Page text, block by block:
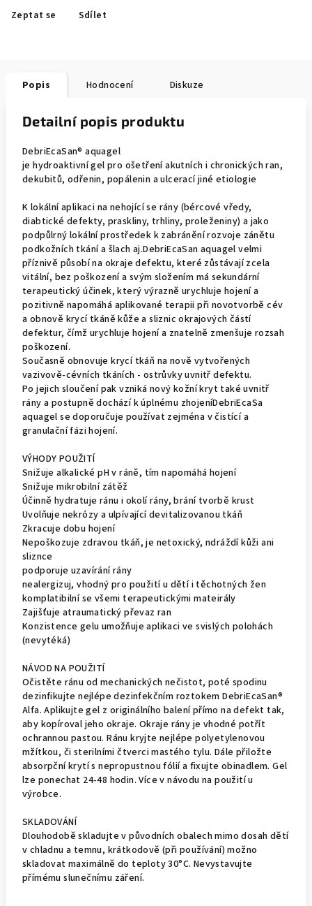
Zeptat se Sdílet
Popis Hodnocení Diskuze
Detailní popis produktu
DebriEcaSan® aquagel
je hydroaktivní gel pro ošetření akutních i chronických ran,
dekubitů, odřenin, popálenin a ulcerací jiné etiologie
K lokální aplikaci na nehojící se rány (bércové vředy,
diabtické defekty, praskliny, trhliny, proleženiny) a jako
podpůlrný lokální prostředek k zabránění rozvoje zánětu
podkožních tkání a šlach aj.DebriEcaSan aquagel velmi
příznivě působí na okraje defektu, které zůstávají zcela
vitální, bez poškození a svým složením má sekundární
terapeutický účinek, který výrazně urychluje hojení a
pozitivně napomáhá aplikované terapii při novotvorbě cév
a obnově krycí tkáně kůže a sliznic okrajových částí
defektur, čímž urychluje hojení a znatelně zmenšuje rozsah
poškození.
Současně obnovuje krycí tkáň na nově vytvořených
vazivově-cévních tkáních - ostrůvky uvnitř defektu.
Po jejich sloučení pak vzniká nový kožní kryt také uvnitř
rány a postupně dochází k úplnému zhojeníDebriEcaSa
aquagel se doporučuje používat zejména v čistící a
granulační fázi hojení.
VÝHODY POUŽITÍ
Snižuje alkalické pH v ráně, tím napomáhá hojení
Snižuje mikrobilní zátěž
Účinně hydratuje ránu i okolí rány, brání tvorbě krust
Uvolňuje nekrózy a ulpívající devitalizovanou tkáň
Zkracuje dobu hojení
Nepoškozuje zdravou tkáň, je netoxický, ndráždí kůži ani
sliznce
podporuje uzavírání rány
nealergizuj, vhodný pro použití u dětí i těchotných žen
komplatibilní se všemi terapeutickými mateirály
Zajišťuje atraumatický převaz ran
Konzistence gelu umožňuje aplikaci ve svislých polohách
(nevytéká)
NÁVOD NA POUŽITÍ
Očistěte ránu od mechanických nečistot, poté spodinu
dezinfikujte nejlépe dezinfekčním roztokem DebriEcaSan®
Alfa. Aplikujte gel z originálního balení přímo na defekt tak,
aby kopíroval jeho okraje. Okraje rány je vhodné potřít
ochrannou pastou. Ránu kryjte nejlépe polyetylenovou
mžítkou, či sterilními čtverci mastého tylu. Dále přiložte
absorpční krytí s nepropustnou fólií a fixujte obinadlem. Gel
lze ponechat 24-48 hodin. Více v návodu na použití u
výrobce.
SKLADOVÁNÍ
Dlouhodobě skladujte v původních obalech mimo dosah dětí
v chladnu a temnu, krátkodově (při používání) možno
skladovat maximálně do teploty 30°C. Nevystavujte
přímému slunečnímu záření.